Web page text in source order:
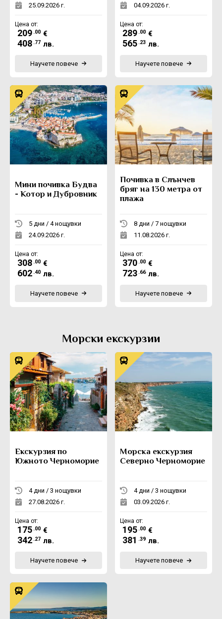
25.09.2026 г.
Цена от:
209 .00 €
408 .77 лв.
Научете повече
04.09.2026 г.
Цена от:
289 .00 €
565 .23 лв.
Научете повече
Мини почивка Будва
- Котор и Дубровник
5 дни / 4 нощувки
24.09.2026 г.
Цена от:
308 .00 €
602 .40 лв.
Научете повече
Почивка в Слънчев
бряг на 130 метра от
плажа
8 дни / 7 нощувки
11.08.2026 г.
Цена от:
370 .00 €
723 .66 лв.
Научете повече
Морски екскурзии
Екскурзия по
Южното Черноморие
4 дни / 3 нощувки
27.08.2026 г.
Цена от:
175 .00 €
342 .27 лв.
Научете повече
Морска екскурзия
Северно Черноморие
4 дни / 3 нощувки
03.09.2026 г.
Цена от:
195 .00 €
381 .39 лв.
Научете повече